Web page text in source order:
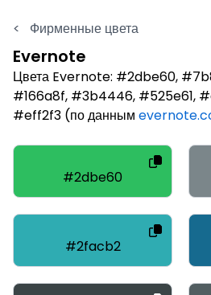
< Фирменные цвета
Evernote
Цвета Evernote: #2dbe60,
#166a8f, #3b4446, #525e61,
#eff2f3 (по данным
#2dbe60
#2facb2